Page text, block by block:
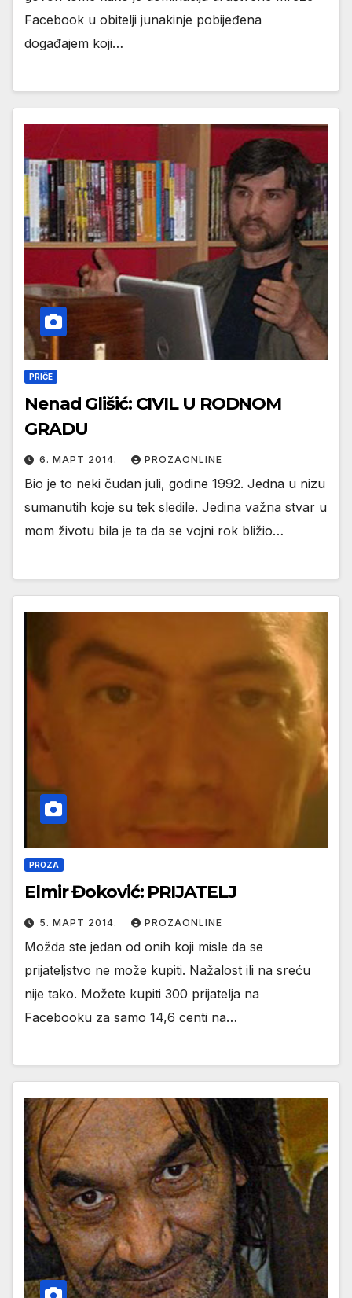
Facebook u obitelji junakinje pobijeđena
događajem koji…
PRIČE
Nenad Glišić: CIVIL U RODNOM
GRADU
6. МАРТ 2014. PROZAONLINE
Bio je to neki čudan juli, godine 1992. Jedna u nizu
sumanutih koje su tek sledile. Jedina važna stvar u
mom životu bila je ta da se vojni rok bližio…
PROZA
Elmir Đoković: PRIJATELJ
5. МАРТ 2014. PROZAONLINE
Možda ste jedan od onih koji misle da se
prijateljstvo ne može kupiti. Nažalost ili na sreću
nije tako. Možete kupiti 300 prijatelja na
Facebooku za samo 14,6 centi na…